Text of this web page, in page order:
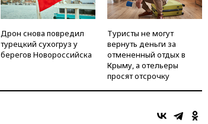
Дрон снова повредил
турецкий сухогруз у
берегов Новороссийска
Туристы не могут
вернуть деньги за
отмененный отдых в
Крыму, а отельеры
просят отсрочку